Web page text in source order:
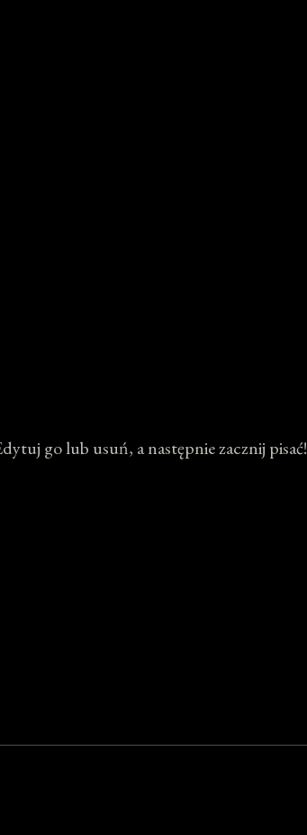
go lub usuń, a następnie zacznij pisać!